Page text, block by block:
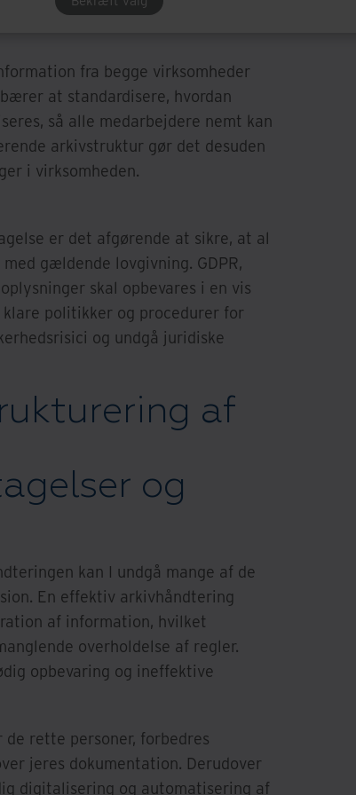
fra begge virksomheder
at standardisere, hvordan
så alle medarbejdere nemt kan
arkivstruktur gør det desuden
i virksomheden.
er det afgørende at sikre, at al
gældende lovgivning. GDPR,
skal opbevares i en vis
politikker og procedurer for
og undgå juridiske
af
og
kan I undgå mange af de
En effektiv arkivhåndtering
af information, hvilket
overholdelse af regler.
opbevaring og ineffektive
rette personer, forbedres
jeres dokumentation. Derudover
digitalisering og automatisering af